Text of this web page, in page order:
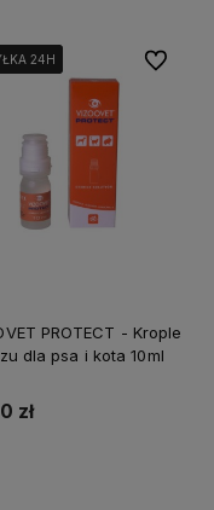
24H
24H
24H
PROTECT - Krople
dla psa i kota 10ml
zł
Do